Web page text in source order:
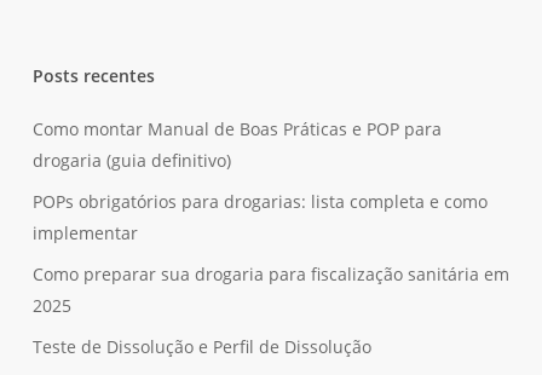
Posts recentes
Como montar Manual de Boas Práticas e POP para
drogaria (guia definitivo)
POPs obrigatórios para drogarias: lista completa e como
implementar
Como preparar sua drogaria para fiscalização sanitária em
2025
Teste de Dissolução e Perfil de Dissolução